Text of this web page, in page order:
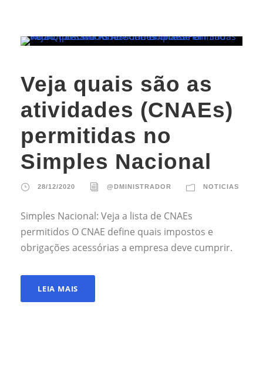
Veja quais são as
atividades (CNAEs)
permitidas no
Simples Nacional
28/12/2020 @DMINISTRADOR NOTICIAS
Simples Nacional: Veja a lista de CNAEs
permitidos O CNAE define quais impostos e
obrigações acessórias a empresa deve cumprir.
LEIA MAIS